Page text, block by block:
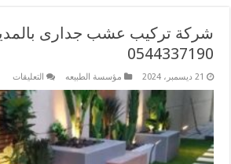
شركة تركيب عشب جدارى
0544337190
21 ديسمبر، 2024 مؤسسة الطبيعه التعليقات